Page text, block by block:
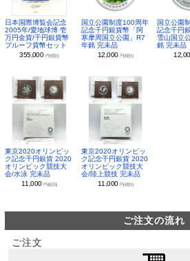
日本国際博覧会記念
2005年/愛地球博 壱
万円金貨/千円銀貨幣
プルーフ貨幣セット
355,000 円(税別)
国立公園制度100周年
記念千円銀貨幣「阿
寒摩周国立公園」R7
年銘 完未品
12,000 円(税別)
国立公園
記念千円
雪山国立
銘 完未品
東京2020オリンピッ
ク記念千円銀貨 2020
オリンピック競技大
会/水泳 完未品
11,000円(税別)
東京2020オリンピッ
ク記念千円銀貨 2020
オリンピック競技大
会/陸上競技 完未品
11,000 円(税別)
ご注文の流れ
ご注文